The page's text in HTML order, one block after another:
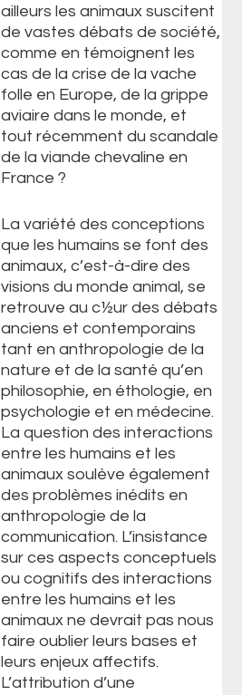
ailleurs les animaux suscitent
de vastes débats de société,
comme en témoignent les
cas de la crise de la vache
folle en Europe, de la grippe
aviaire dans le monde, et
tout récemment du scandale
de la viande chevaline en
France ?
La variété des conceptions
que les humains se font des
animaux, c’est-à-dire des
visions du monde animal, se
retrouve au c½ur des débats
anciens et contemporains
tant en anthropologie de la
nature et de la santé qu’en
philosophie, en éthologie, en
psychologie et en médecine.
La question des interactions
entre les humains et les
animaux soulève également
des problèmes inédits en
anthropologie de la
communication. L’insistance
sur ces aspects conceptuels
ou cognitifs des interactions
entre les humains et les
animaux ne devrait pas nous
faire oublier leurs bases et
leurs enjeux affectifs.
L’attribution d’une